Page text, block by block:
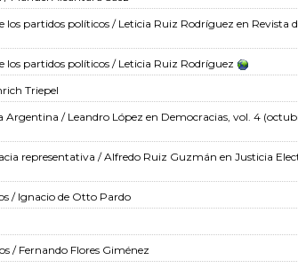
los partidos políticos/ Leticia Ruiz Rodríguez en Revista
los partidos políticos/ Leticia Ruiz Rodríguez
Triepel
Argentina / Leandro López en Democracias, vol. 4
representativa / Alfredo Ruiz Guzmán en Justicia
/ Ignacio de Otto Pardo
/ Fernando Flores Giménez